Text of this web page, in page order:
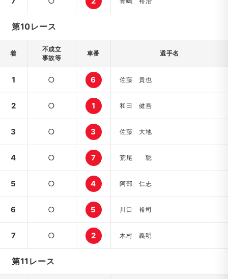
第10レース
着
不成立
事故等
車番 選手名
1 ○ 6 佐藤 貴也
2 ○ 1 和田 健吾
3 ○ 3 佐藤 大地
4 ○ 7 荒尾 聡
5 ○ 4 阿部 仁志
6 ○ 5 川口 裕司
7 ○ 2 木村 義明
第11レース